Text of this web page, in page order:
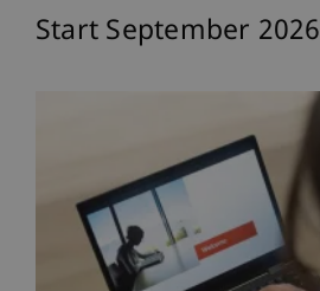
Start September 2026